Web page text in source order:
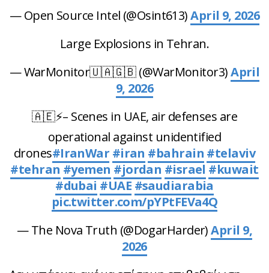
— Open Source Intel (@Osint613)April 9, 2026
Large Explosions in Tehran.
— WarMonitor🇺🇦🇬🇧 (@WarMonitor3)April
9, 2026
🇦🇪⚡️– Scenes in UAE, air defenses are
operational against unidentified
drones#IranWar‌ #iran #bahrain #telaviv
#tehran #yemen #jordan #israel #kuwait
#dubai #UAE #saudiarabia
pic.twitter.com/pYPtFEVa4Q
— The Nova Truth (@DogarHarder)April 9,
2026